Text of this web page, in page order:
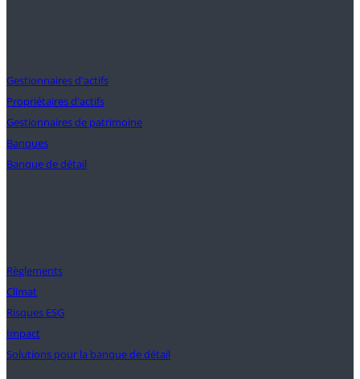
Gestionnaires d'actifs
Propriétaires d'actifs
Gestionnaires de patrimoine
Banques
Banque de détail
Règlements
Climat
Risques ESG
Impact
Solutions pour la banque de détail